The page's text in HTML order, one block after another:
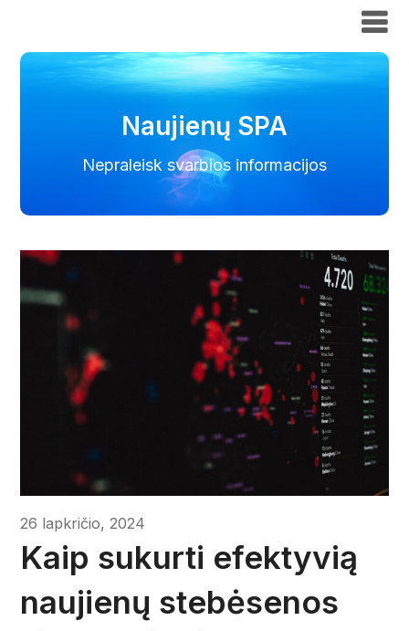
Naujienų SPA
Nepraleisk svarbios informacijos
26 lapkričio, 2024
Kaip sukurti efektyvią
naujienų stebėsenos